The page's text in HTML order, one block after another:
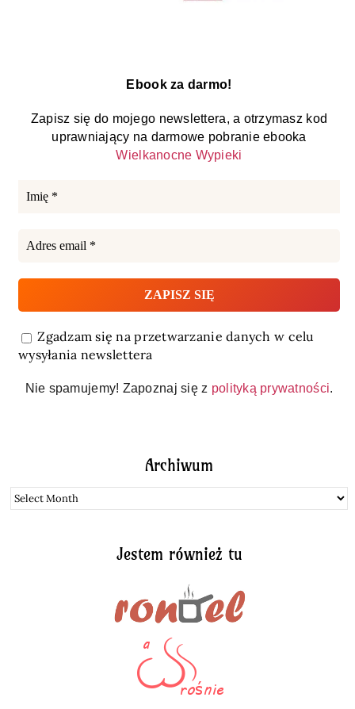
Ebook za darmo!
Zapisz się do mojego newslettera, a otrzymasz kod
uprawniający na darmowe pobranie ebooka
Wielkanocne Wypieki
Zgadzam się na przetwarzanie danych w celu
wysyłania newslettera
Nie spamujemy! Zapoznaj się z polityką prywatności.
Archiwum
Archiwum
Jestem również tu